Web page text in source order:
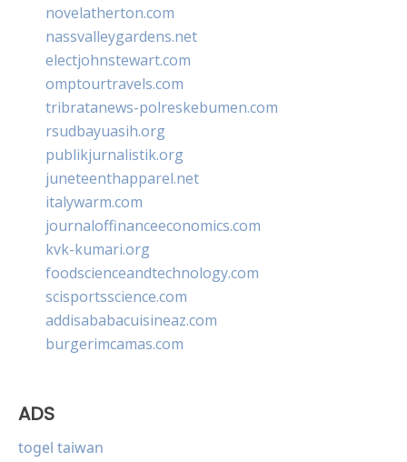
novelatherton.com
nassvalleygardens.net
electjohnstewart.com
omptourtravels.com
tribratanews-polreskebumen.com
rsudbayuasih.org
publikjurnalistik.org
juneteenthapparel.net
italywarm.com
journaloffinanceeconomics.com
kvk-kumari.org
foodscienceandtechnology.com
scisportsscience.com
addisababacuisineaz.com
burgerimcamas.com
ADS
togel taiwan